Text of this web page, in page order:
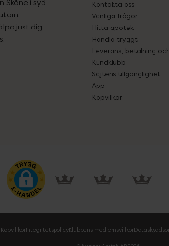
Skåne i syd
just dig
Kontakta oss
Vanliga frågor
Hitta apotek
Handla tryggt
Leverans, betalning
Kundklubb
Sajtens tillgänglighet
App
Köpvillkor
KöpvillkorIntegritetspolicyKlubbens medlemsvillkor